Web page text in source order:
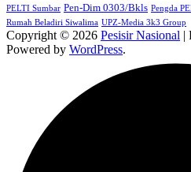
PELTI Sumbar Pen-Dim 0303/Bkls Pengda
Rumah Beladiri Siwalima UPZ-Media 3k3 Group
Copyright © 2026 Pesisir Nasional |
Powered by WordPress.